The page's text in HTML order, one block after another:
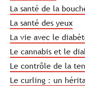
La santé de la
La santé des yeux
La vie avec le
Le cannabis et le
Le contrôle de la
Le curling : un